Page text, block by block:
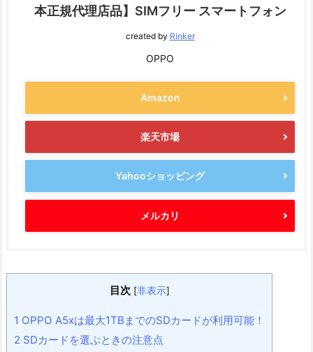
本正規代理店品】SIMフリー スマートフォン
created by Rinker
OPPO
Amazon
楽天市場
Yahooショッピング
メルカリ
目次 [非表示]
1 OPPO A5xは最大1TBまでのSDカードが利用可能！
2 SDカードを選ぶときの注意点